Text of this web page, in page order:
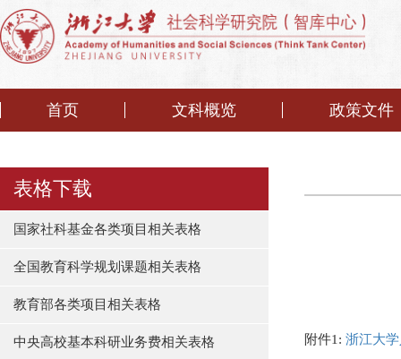
首页 文科概览 政策文件
表格下载
国家社科基金各类项目相关表格
全国教育科学规划课题相关表格
教育部各类项目相关表格
中央高校基本科研业务费相关表格 附件1: 浙江大